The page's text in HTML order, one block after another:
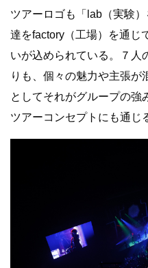
ツアーロゴも「lab（実験
達をfactory（工場）を通じ
いが込められている。７人
りも、個々の魅力や主張が
としてそれがグループの強
ツアーコンセプトにも通じ